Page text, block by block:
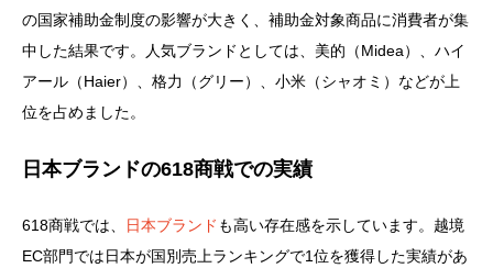
の国家補助金制度の影響が大きく、補助金対象商品に消費者が集
中した結果です。人気ブランドとしては、美的（Midea）、ハイ
アール（Haier）、格力（グリー）、小米（シャオミ）などが上
位を占めました。
日本ブランドの618商戦での実績
618商戦では、 日本ブランド も高い存在感を示しています。越境
EC部門では日本が国別売上ランキングで1位を獲得した実績があ